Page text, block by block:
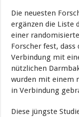
Die neuesten
ergänzen die Liste
einer
Forscher fest, dass
Verbindung mit
nützlichen
wurden mit einem
in Verbindung
Diese jüngste